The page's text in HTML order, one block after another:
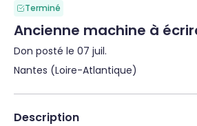
Terminé
Ancienne machine à
Don posté le 07 juil.
Nantes (Loire-Atlantique)
Description